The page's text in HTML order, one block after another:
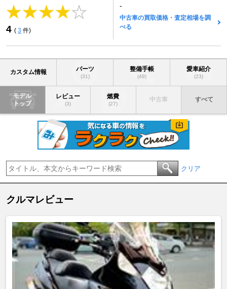
4 ( 3 件)
-
中古車の買取価格・査定相場を調
べる
カスタム情報 パーツ
(31)
整備手帳
(49)
愛車紹介
(23)
モデル
トップ
レビュー
(3)
燃費
(27)
中古車 すべて
クリア
クルマレビュー